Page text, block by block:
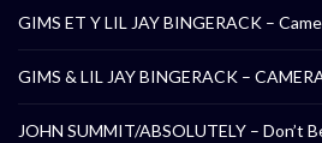
GIMS ET Y LIL JAY BINGERACK –
GIMS & LIL JAY BINGERACK –
JOHN SUMMIT/ABSOLUTELY – Don’t